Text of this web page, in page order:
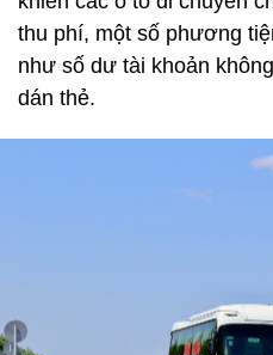
thu phí, một số phương
như số dư tài khoản
dán thẻ.